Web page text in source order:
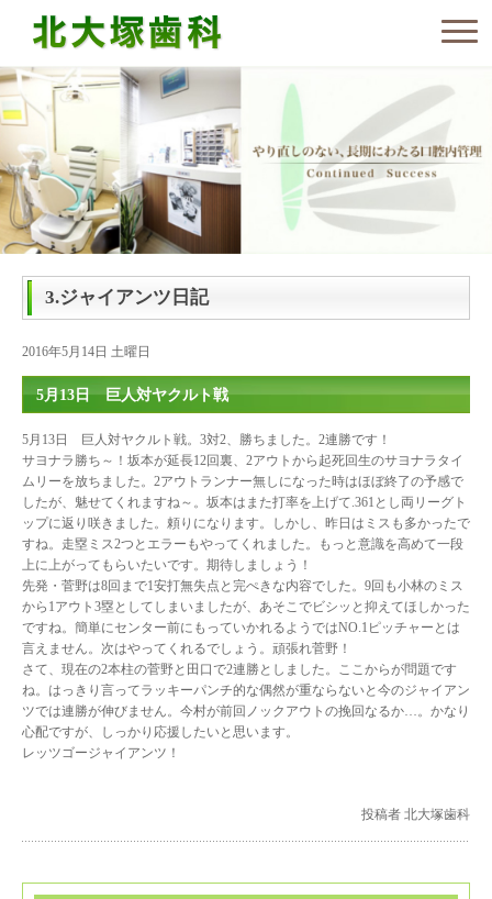
3.ジャイアンツ日記
2016年5月14日 土曜日
5月13日 巨人対ヤクルト戦
5月13日 巨人対ヤクルト戦。3対2、勝ちました。2連勝です！
サヨナラ勝ち～！坂本が延長12回裏、2アウトから起死回生のサヨナラタイ
ムリーを放ちました。2アウトランナー無しになった時はほぼ終了の予感で
したが、魅せてくれますね～。坂本はまた打率を上げて.361とし両リーグト
ップに返り咲きました。頼りになります。しかし、昨日はミスも多かったで
すね。走塁ミス2つとエラーもやってくれました。もっと意識を高めて一段
上に上がってもらいたいです。期待しましょう！
先発・菅野は8回まで1安打無失点と完ぺきな内容でした。9回も小林のミス
から1アウト3塁としてしまいましたが、あそこでビシッと抑えてほしかった
ですね。簡単にセンター前にもっていかれるようではNO.1ピッチャーとは
言えません。次はやってくれるでしょう。頑張れ菅野！
さて、現在の2本柱の菅野と田口で2連勝としました。ここからが問題です
ね。はっきり言ってラッキーパンチ的な偶然が重ならないと今のジャイアン
ツでは連勝が伸びません。今村が前回ノックアウトの挽回なるか…。かなり
心配ですが、しっかり応援したいと思います。
レッツゴージャイアンツ！
投稿者 北大塚歯科